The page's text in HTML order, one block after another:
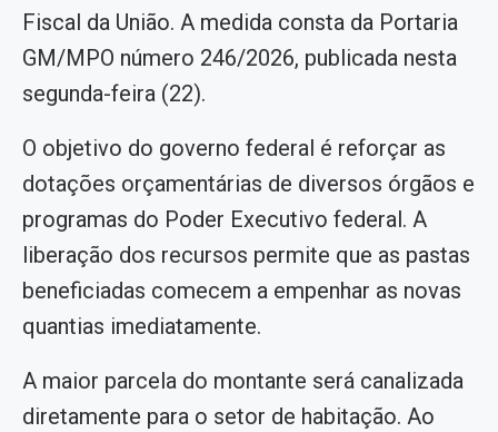
Fiscal da União. A medida consta da Portaria
GM/MPO número 246/2026, publicada nesta
segunda-feira (22).
O objetivo do governo federal é reforçar as
dotações orçamentárias de diversos órgãos e
programas do Poder Executivo federal. A
liberação dos recursos permite que as pastas
beneficiadas comecem a empenhar as novas
quantias imediatamente.
A maior parcela do montante será canalizada
diretamente para o setor de habitação. Ao